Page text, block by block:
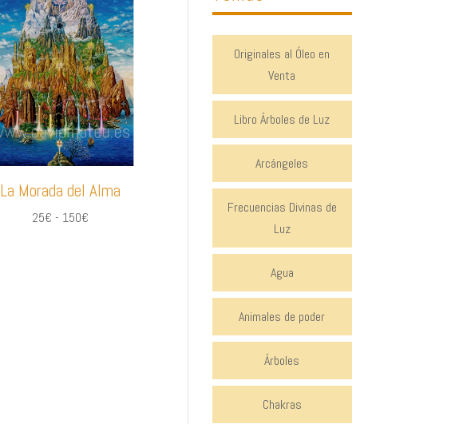
La Morada del Alma
25€ - 150€
Originales al Óleo en
Venta
Libro Árboles de Luz
Arcángeles
Frecuencias Divinas de
Luz
Agua
Animales de poder
Árboles
Chakras